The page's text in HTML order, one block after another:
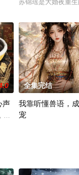
害他，搅得他家宅不宁
婚后她拒绝依赖对方，
苏锦瑶是大婚夜重
世天师。顾念卿回归顾
声
萧宁安成了大衍王朝唯
全集完结
我靠听懂兽语，
宠